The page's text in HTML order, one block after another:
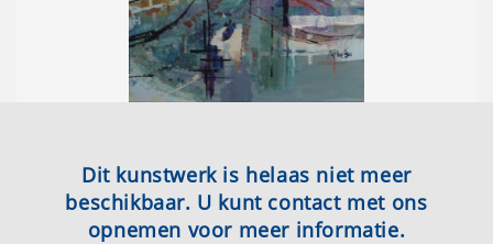
Dit kunstwerk is helaas niet meer
beschikbaar. U kunt contact met ons
opnemen voor meer informatie.